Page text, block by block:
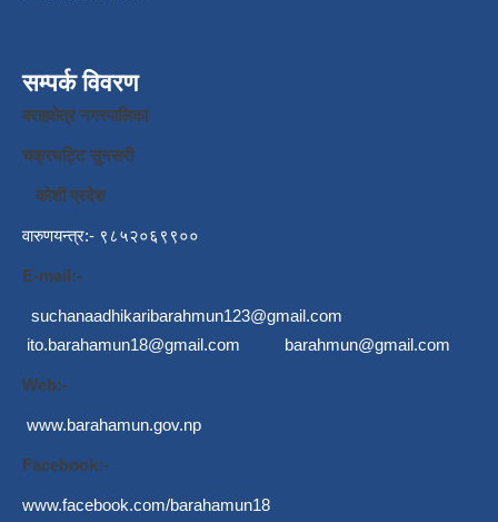
सम्पर्क विवरण
बराहक्षेत्र नगरपालिका
चक्रघट्टि सुनसरी
कोशी प्रदेश
वारुणयन्त्र:- ९८५२०६९९००
E-mail:-
suchanaadhikaribarahmun123@gmail.com
ito.barahamun18@gmail.com
barahmun@gmail.com
Web:-
www.barahamun.gov.np
Facebook:-
www.facebook.com/barahamun18